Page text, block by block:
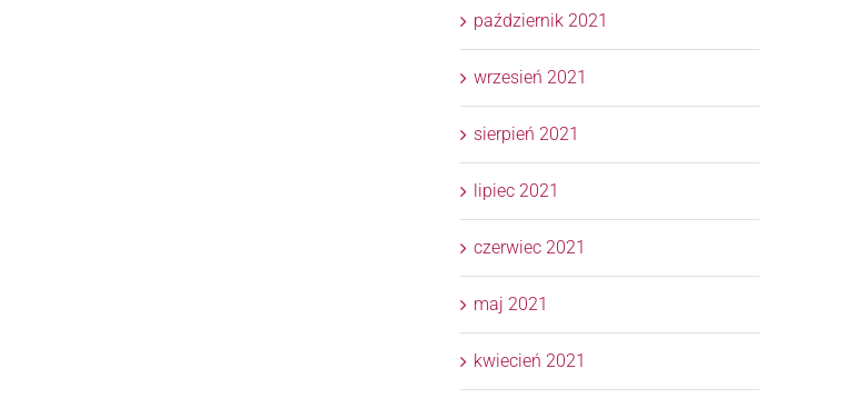
październik 2021
wrzesień 2021
sierpień 2021
lipiec 2021
czerwiec 2021
maj 2021
kwiecień 2021